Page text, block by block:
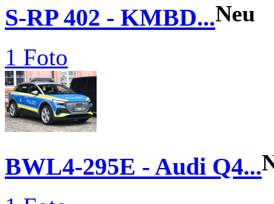
S-RP 402 - KMBD...Neu
1 Foto
BWL4-295E - Audi Q4...